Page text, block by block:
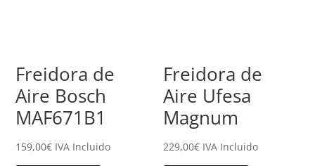
Freidora de
Aire Bosch
MAF671B1
159,00€ IVA Incluido
Freidora de
Aire Ufesa
Magnum
229,00€ IVA Incluido